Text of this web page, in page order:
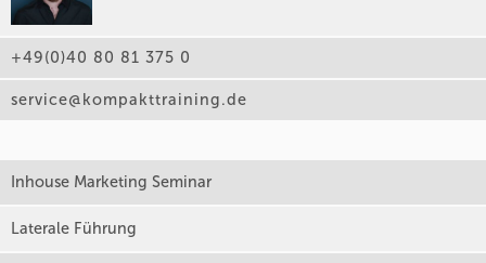
+49(0)40 80 81 375 0
service@kompakttraining.de
Inhouse Marketing Seminar
Laterale Führung